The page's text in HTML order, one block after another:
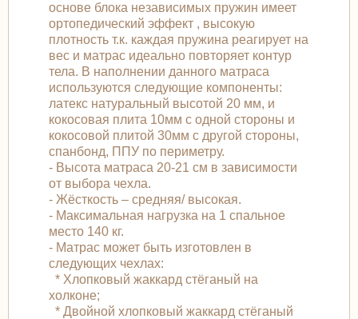
основе блока независимых пружин имеет
ортопедический эффект , высокую
плотность т.к. каждая пружина реагирует на
вес и матрас идеально повторяет контур
тела. В наполнении данного матраса
используются следующие компоненты:
латекс натуральный высотой 20 мм, и
кокосовая плита 10мм с одной стороны и
кокосовой плитой 30мм с другой стороны,
спанбонд, ППУ по периметру.
- Высота матраса 20-21 см в зависимости
от выбора чехла.
- Жёсткость – средняя/ высокая.
- Максимальная нагрузка на 1 спальное
место 140 кг.
- Матрас может быть изготовлен в
следующих чехлах:
* Хлопковый жаккард стёганый на
холконе;
* Двойной хлопковый жаккард стёганый